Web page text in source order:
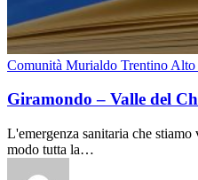
Comunità Murialdo Trentino
Giramondo – Valle del
L'emergenza sanitaria che
modo tutta la…